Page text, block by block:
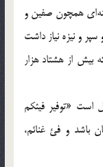
همچون صفين و
و نيزه نياز داشت
بيش از هشتاد هزار
است «توفير فيئكم
باشد و فئ غنائم،